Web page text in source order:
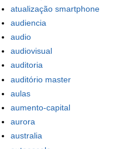
atualização smartphone
audiencia
audio
audiovisual
auditoria
auditório master
aulas
aumento-capital
aurora
australia